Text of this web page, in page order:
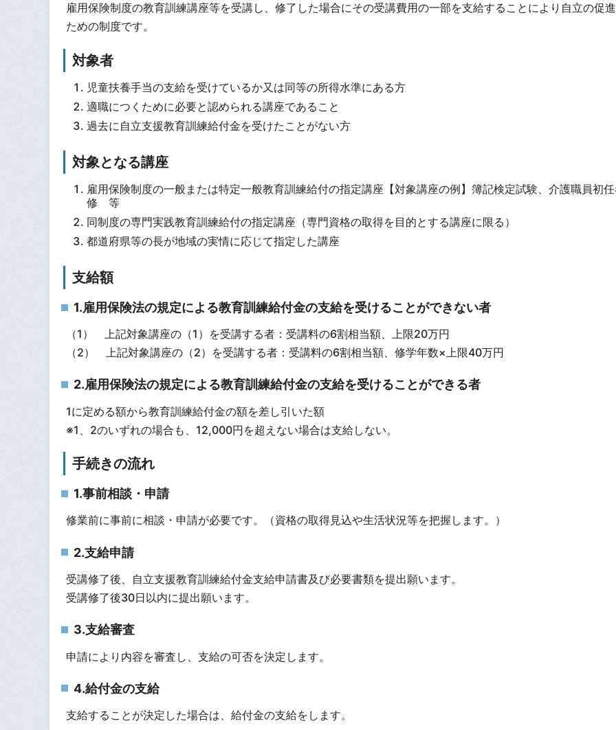
雇用保険制度の教育訓練講座等を受講し、修了した場合にその受講費用の一部を支給することにより自立の促
ための制度です。
対象者
児童扶養手当の支給を受けているか又は同等の所得水準にある方
適職につくために必要と認められる講座であること
過去に自立支援教育訓練給付金を受けたことがない方
対象となる講座
雇用保険制度の一般または特定一般教育訓練給付の指定講座【対象講座の例】簿記検定試験、介護職員初
修 等
同制度の専門実践教育訓練給付の指定講座（専門資格の取得を目的とする講座に限る）
都道府県等の長が地域の実情に応じて指定した講座
支給額
1.雇用保険法の規定による教育訓練給付金の支給を受けることができない者
（1） 上記対象講座の（1）を受講する者：受講料の6割相当額、上限20万円
（2） 上記対象講座の（2）を受講する者：受講料の6割相当額、修学年数×上限40万円
2.雇用保険法の規定による教育訓練給付金の支給を受けることができる者
1に定める額から教育訓練給付金の額を差し引いた額
※1、2のいずれの場合も、12,000円を超えない場合は支給しない。
手続きの流れ
1.事前相談・申請
修業前に事前に相談・申請が必要です。（資格の取得見込や生活状況等を把握します。）
2.支給申請
受講修了後、自立支援教育訓練給付金支給申請書及び必要書類を提出願います。
受講修了後30日以内に提出願います。
3.支給審査
申請により内容を審査し、支給の可否を決定します。
4.給付金の支給
支給することが決定した場合は、給付金の支給をします。